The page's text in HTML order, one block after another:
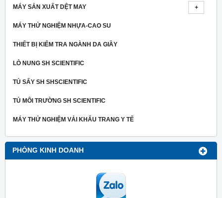
MÁY SẢN XUẤT DỆT MAY
MÁY THỬ NGHIỆM NHỰA-CAO SU
THIẾT BỊ KIỂM TRA NGÀNH DA GIẦY
LÒ NUNG SH SCIENTIFIC
TỦ SẤY SH SHSCIENTIFIC
TỦ MÔI TRƯỜNG SH SCIENTIFIC
MÁY THỬ NGHIỆM VẢI KHẨU TRANG Y TẾ
PHÒNG KINH DOANH